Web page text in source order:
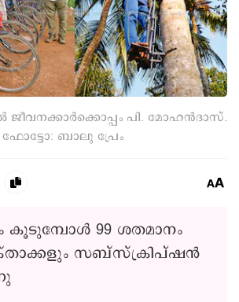
കൂടുമ്പോൾ 99 ശതമാനം
സബ്സ്ക്രിപ്ഷൻ
ജീവനക്കാർക്കൊപ്പം പി. മോഹൻദാസ്.
ഫോട്ടോ: ബാലു പ്രേം